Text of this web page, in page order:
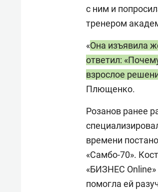
с ним и
тренером
«Она изъявила
ответил:
взрослое
Плющенко.
Розанов ранее
времени
«Самбо-70».
«БИЗНЕС
помогла ей